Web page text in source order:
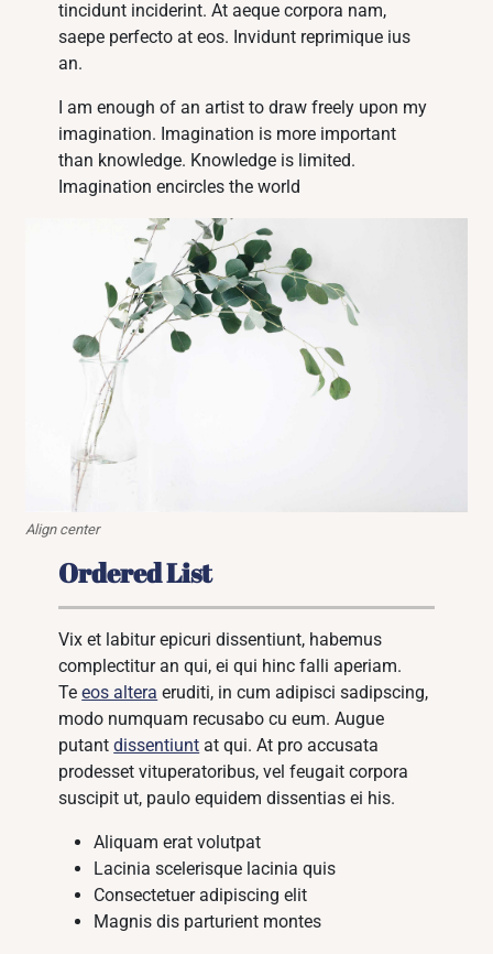
tincidunt inciderint. At aeque corpora nam,
saepe perfecto at eos. Invidunt reprimique ius
an.
I am enough of an artist to draw freely upon my
imagination. Imagination is more important
than knowledge. Knowledge is limited.
Imagination encircles the world
Align center
Ordered List
Vix et labitur epicuri dissentiunt, habemus
complectitur an qui, ei qui hinc falli aperiam.
Teeos altera eruditi, in cum adipisci sadipscing,
modo numquam recusabo cu eum. Augue
putantdissentiunt at qui. At pro accusata
prodesset vituperatoribus, vel feugait corpora
suscipit ut, paulo equidem dissentias ei his.
Aliquam erat volutpat
Lacinia scelerisque lacinia quis
Consectetuer adipiscing elit
Magnis dis parturient montes